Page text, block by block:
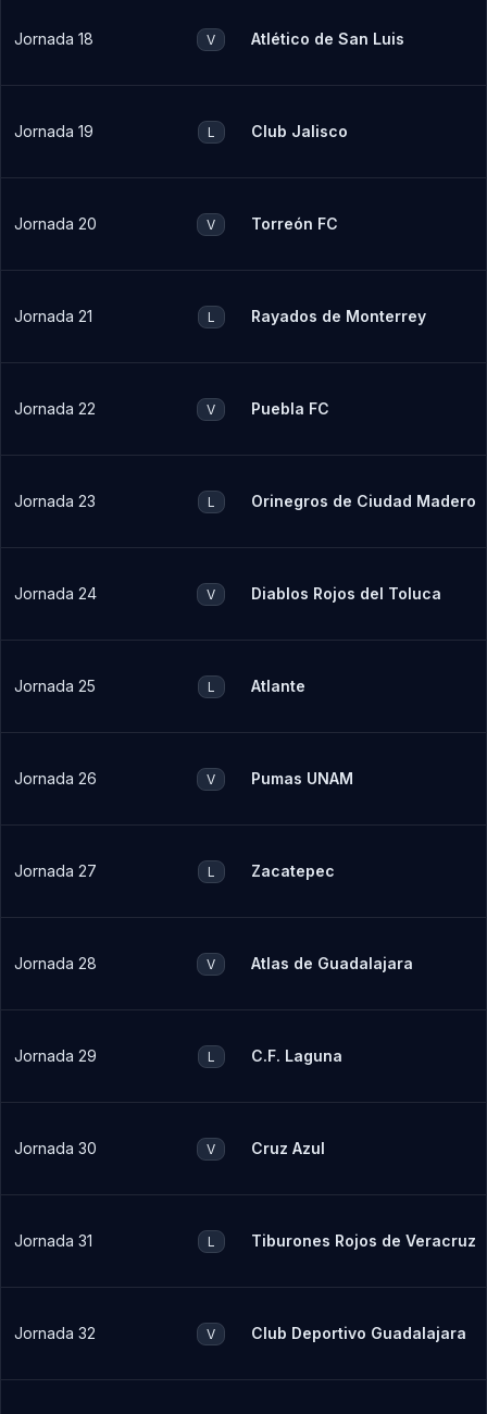
Jornada 18 V Atlético de San Luis
Jornada 19 L Club Jalisco
Jornada 20 V Torreón FC
Jornada 21 L Rayados de Monterrey
Jornada 22 V Puebla FC
Jornada 23 L Orinegros de Ciudad Madero
Jornada 24 V Diablos Rojos del Toluca
Jornada 25 L Atlante
Jornada 26 V Pumas UNAM
Jornada 27 L Zacatepec
Jornada 28 V Atlas de Guadalajara
Jornada 29 L C.F. Laguna
Jornada 30 V Cruz Azul
Jornada 31 L Tiburones Rojos de Veracruz
Jornada 32 V Club Deportivo Guadalajara